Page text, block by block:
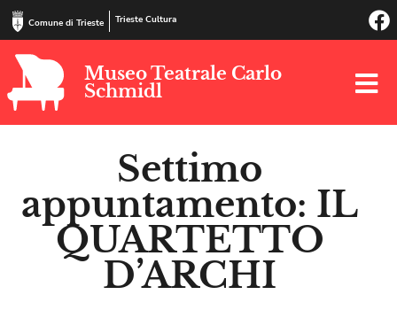
Comune di Trieste Trieste Cultura
Museo Teatrale Carlo
Schmidl
Settimo
appuntamento: IL
QUARTETTO
D’ARCHI